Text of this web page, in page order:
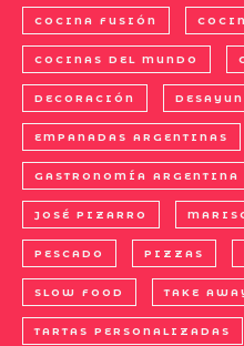
COCINA FUSIÓN
COCINAS DEL MUNDO
DECORACIÓN
EMPANADAS ARGENTINAS
GASTRONOMÍA ARGENTINA
JOSÉ PIZARRO
PESCADO PIZZAS
SLOW FOOD TAKE
TARTAS PERSONALIZADAS